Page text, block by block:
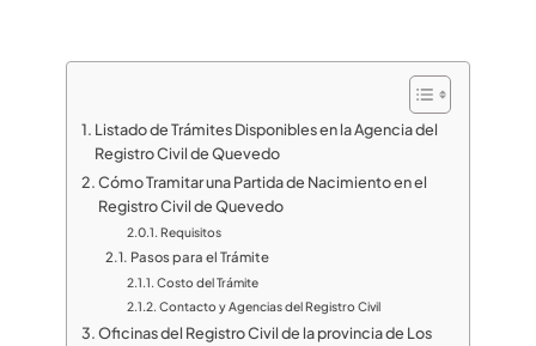
Listado de Trámites Disponibles en la Agencia del
Registro Civil de Quevedo
Cómo Tramitar una Partida de Nacimiento en el
Registro Civil de Quevedo
Requisitos
Pasos para el Trámite
Costo del Trámite
Contacto y Agencias del Registro Civil
Oficinas del Registro Civil de la provincia de Los